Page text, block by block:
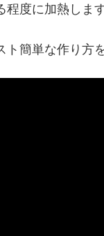
程度に加熱し
ト簡単な作り方